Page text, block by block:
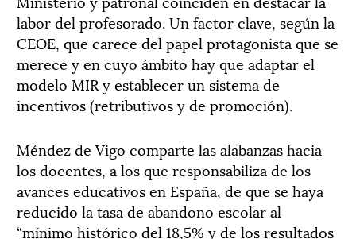
labor del profesorado. Un factor clave, según la
CEOE, que carece del papel protagonista que se
merece y en cuyo ámbito hay que adaptar el
modelo MIR y establecer un sistema de
incentivos (retributivos y de promoción).
Méndez de Vigo comparte las alabanzas hacia
los docentes, a los que responsabiliza de los
avances educativos en España, de que se haya
reducido la tasa de abandono escolar al
“mínimo histórico del 18,5% y de los resultados